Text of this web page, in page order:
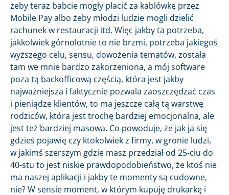
żeby teraz babcie mogły płacić za kablówkę przez
Mobile Pay albo żeby młodzi ludzie mogli dzielić
rachunek w restauracji itd. Więc jakby ta potrzeba,
jakkolwiek górnolotnie to nie brzmi, potrzeba jakiegoś
wyższego celu, sensu, dowożenia tematów, została
tam we mnie bardzo zakorzeniona, a mój software
poza tą backofficową częścią, która jest jakby
najważniejsza i faktycznie pozwala zaoszczędzać czas
i pieniądze klientów, to ma jeszcze całą tą warstwę
rodziców, która jest trochę bardziej emocjonalna, ale
jest też bardziej masowa. Co powoduje, że jak ja się
gdzieś pojawię czy ktokolwiek z firmy, w gronie ludzi,
w jakimś szerszym gdzie masz przedział od 25-ciu do
40-stu to jest niskie prawdopodobieństwo, że ktoś nie
ma naszej aplikacji i jakby te momenty są cudowne,
nie? W sensie moment, w którym kupuję drukarkę i